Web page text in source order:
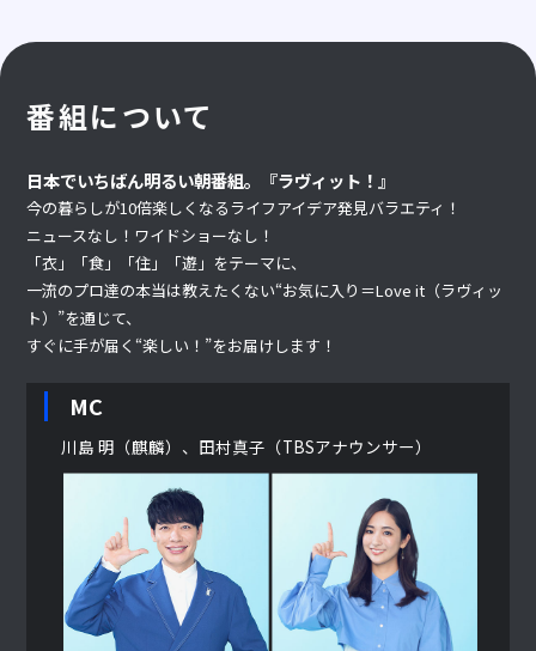
番組について
日本でいちばん明るい朝番組。『ラヴィット！』
今の暮らしが10倍楽しくなるライフアイデア発見バラエティ！
ニュースなし！ワイドショーなし！
「衣」「食」「住」「遊」をテーマに、
一流のプロ達の本当は教えたくない“お気に入り＝Love it（ラヴィッ
ト）”を通じて、
すぐに手が届く“楽しい！”をお届けします！
MC
川島 明（麒麟）、田村真子（TBSアナウンサー）